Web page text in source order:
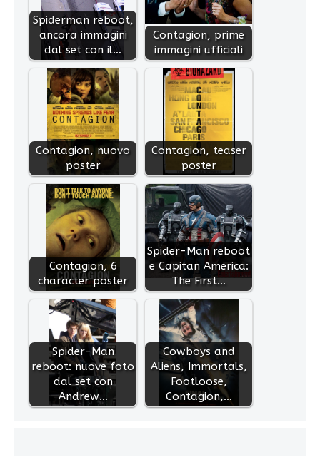
Spiderman reboot,
ancora immagini
dal set con il…
Contagion, prime
immagini ufficiali
Contagion, nuovo
poster
Contagion, teaser
poster
Contagion, 6
character poster
Spider-Man reboot
e Capitan America:
The First…
Spider-Man
reboot: nuove foto
dal set con
Andrew…
Cowboys and
Aliens, Immortals,
Footloose,
Contagion,…